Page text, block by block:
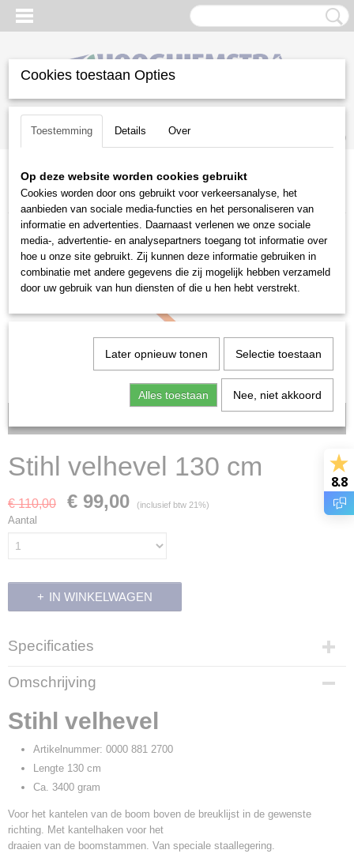
Inloggen Registreren
(0)
Home >Snoeien en Zagen> Kettingzagen | toebehoren
Handgereedschap voor bosbeheer>Stihl>Stihl velhevel 130 cm
Stihl velhevel 130 cm
€ 110,00 € 99,00 (inclusief btw 21%)
Aantal
IN WINKELWAGEN
Specificaties
Productcode
31292
Productcode leverancier
0000 881 2700
Omschrijving
Stihl velhevel
Artikelnummer: 0000 881 2700
Lengte 130 cm
Ca. 3400 gram
Voor het kantelen van de boom boven de breuklijst in de gewenste
richting. Met kantelhaken voor het
draaien van de boomstammen. Van speciale staallegering.
8.8
Cookies toestaan Opties
Toestemming Details Over
Op deze website worden cookies gebruikt
Cookies worden door ons gebruikt voor verkeersanalyse, het
aanbieden van sociale media-functies en het personaliseren van
informatie en advertenties. Daarnaast verlenen we onze sociale
media-, advertentie- en analysepartners toegang tot informatie over
hoe u onze site gebruikt. Zij kunnen deze informatie gebruiken in
combinatie met andere gegevens die zij mogelijk hebben verzameld
door uw gebruik van hun diensten of die u hen hebt verstrekt.
Later opnieuw tonen Selectie toestaan
Alles toestaan Nee, niet akkoord